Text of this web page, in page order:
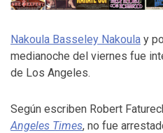
Nakoula Basseley Nakoula y
medianoche del viernes fue
de Los Angeles.
Según escriben Robert
Angeles Times, no fue